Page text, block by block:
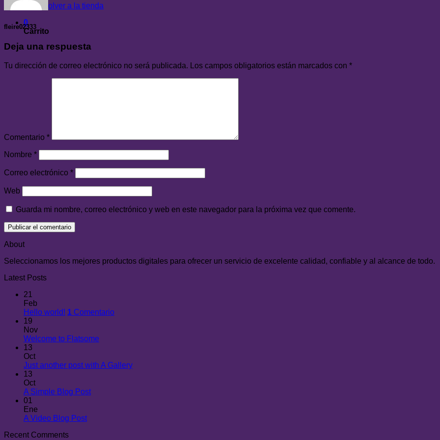
Volver a la tienda
0
Carrito
fleire02333
Deja una respuesta
Tu dirección de correo electrónico no será publicada. Los campos obligatorios están marcados con *
Comentario *
Nombre *
Correo electrónico *
Web
Guarda mi nombre, correo electrónico y web en este navegador para la próxima vez que comente.
About
Seleccionamos los mejores productos digitales para ofrecer un servicio de excelente calidad, confiable y al alcance de todo.
Latest Posts
21
Feb
Hello world! 1 Comentario
19
Nov
Welcome to Flatsome
13
Oct
Just another post with A Gallery
13
Oct
A Simple Blog Post
01
Ene
A Video Blog Post
Recent Comments